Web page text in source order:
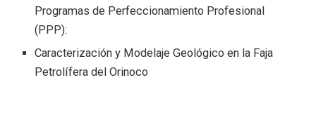
Programas de Perfeccionamiento Profesional
(PPP):
Caracterización y Modelaje Geológico en la Faja
Petrolífera del Orinoco